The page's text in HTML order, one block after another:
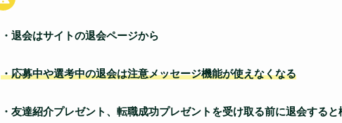
・退会はサイトの退会ページから
・応募中や選考中の退会は注意メッセージ機能が使えなくなる
・友達紹介プレゼント、転職成功プレゼントを受け取る前に退会する